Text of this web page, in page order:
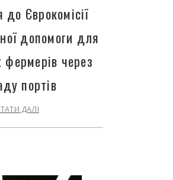
до Єврокомісії
допомоги для
фермерів через
портів
ДАЛІ